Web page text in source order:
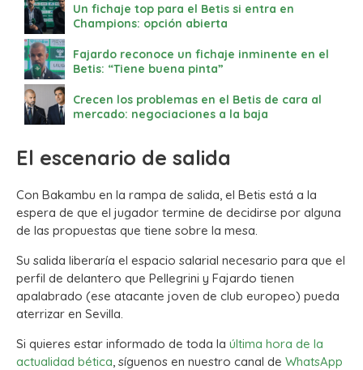
Un fichaje top para el Betis si entra en
Champions: opción abierta
Fajardo reconoce un fichaje inminente en el
Betis: “Tiene buena pinta”
Crecen los problemas en el Betis de cara al
mercado: negociaciones a la baja
El escenario de salida
Con Bakambu en la rampa de salida, el Betis está a la
espera de que el jugador termine de decidirse por alguna
de las propuestas que tiene sobre la mesa.
Su salida liberaría el espacio salarial necesario para que el
perfil de delantero que Pellegrini y Fajardo tienen
apalabrado (ese atacante joven de club europeo) pueda
aterrizar en Sevilla.
Si quieres estar informado de toda la última hora de la
actualidad bética, síguenos en nuestro canal de WhatsApp